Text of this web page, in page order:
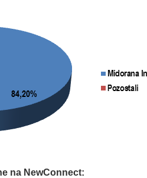
na NewConnect: